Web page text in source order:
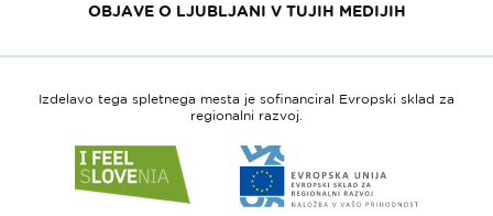
OBJAVE O LJUBLJANI V TUJIH MEDIJIH
Izdelavo tega spletnega mesta je sofinanciral Evropski sklad za
regionalni razvoj.
do
spletne
do
spletne